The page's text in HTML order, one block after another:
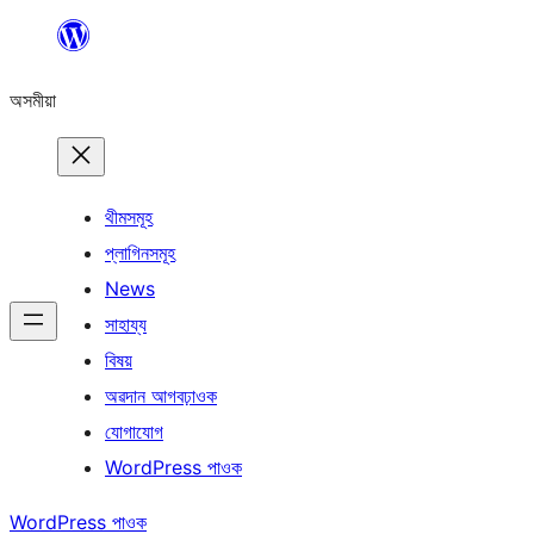
বিষয়বস্তুলৈ
অসমীয়া
থীমসমূহ
প্লাগিনসমূহ
News
সাহায্য
বিষয়
অৱদান আগবঢ়াওক
যোগাযোগ
WordPress পাওক
WordPress পাওক